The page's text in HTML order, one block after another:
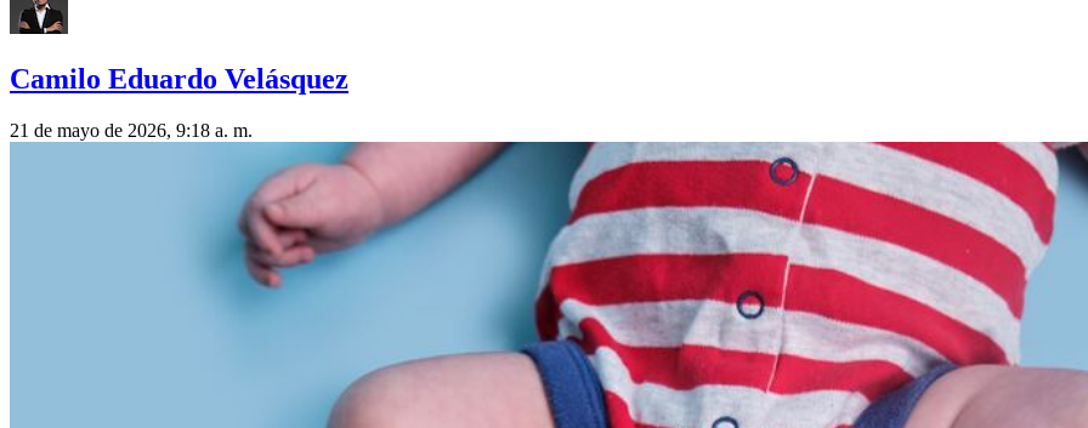
Camilo Eduardo Velásquez
21 de mayo de 2026, 9:18 a. m.